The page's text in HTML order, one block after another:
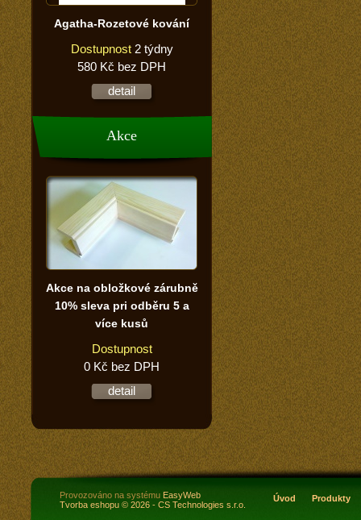
Agatha-Rozetové kování
Dostupnost 2 týdny
580 Kč bez DPH
detail
Akce
Akce na obložkové zárubně
10% sleva pri odběru 5 a
více kusů
Dostupnost
0 Kč bez DPH
detail
Úvod Produkty
Provozováno na systému EasyWeb
Tvorba eshopu © 2026 - CS Technologies s.r.o.